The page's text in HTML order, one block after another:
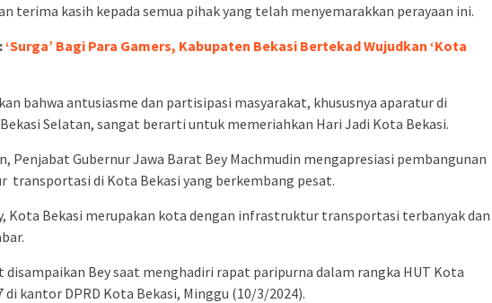
terima kasih kepada semua pihak yang telah menyemarakkan perayaan ini.
‘Surga’ Bagi Para Gamers, Kabupaten Bekasi Bertekad Wujudkan ‘Kota
bahwa antusiasme dan partisipasi masyarakat, khususnya aparatur di
Selatan, sangat berarti untuk memeriahkan Hari Jadi Kota Bekasi.
Penjabat Gubernur Jawa Barat Bey Machmudin mengapresiasi pembangunan
transportasi di Kota Bekasi yang berkembang pesat.
Kota Bekasi merupakan kota dengan infrastruktur transportasi terbanyak dan
disampaikan Bey saat menghadiri rapat paripurna dalam rangka HUT Kota
di kantor DPRD Kota Bekasi, Minggu (10/3/2024).